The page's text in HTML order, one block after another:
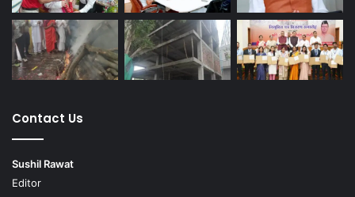
Contact Us
Sushil Rawat
Editor